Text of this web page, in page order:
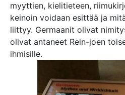
myyttien, kielitieteen,
keinoin voidaan esittää ja
liittyy. Germaanit olivat
olivat antaneet Rein-joen
ihmisille.